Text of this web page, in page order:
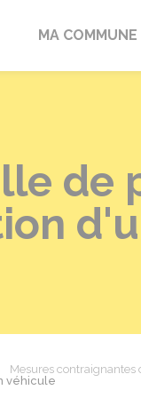
du-Gâtinais
MA COMMUNE
de
Mesures
véhicule